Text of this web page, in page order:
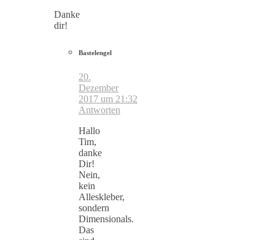
Danke
dir!
Bastelengel
20.
Dezember
2017 um 21:32
Antworten
Hallo
Tim,
danke
Dir!
Nein,
kein
Alleskleber,
sondern
Dimensionals.
Das